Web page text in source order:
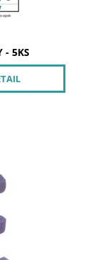
- 5KS